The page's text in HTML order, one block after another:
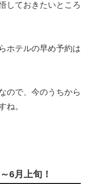
しておきたいところ
ホテルの早め予約は
ので、今のうちから
ね。
6月上旬！